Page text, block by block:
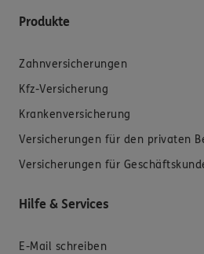
Produkte
Zahnversicherungen
Kfz-Versicherung
Krankenversicherung
Versicherungen für den privaten
Versicherungen für
Hilfe & Services
E-Mail schreiben